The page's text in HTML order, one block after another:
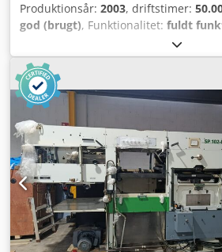
Produktionsår: 2003, driftstimer:
god (brugt), Funktionalitet: fuldt
Salgsobjekt: Bobst Sprintera 106-
Kopier af fakturaer for service og
tilgængelige! Komplet renoveret
nye. Frekvensomformer er ny.
palletransport/maskinlogistik er nyt.
PER Årgang 2003 Maks. format: 760
format: 400 x 350 mm Maks.
Maks. skærekræft: 250 t Papir: min. 80
Hcuefx Adtsrf Pap: maks. 2000 g/m²
Non-stop udlægning Hurtiglås Pris
Kontakt os gerne, hvis du har